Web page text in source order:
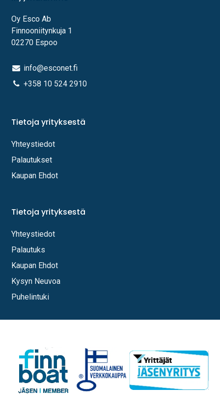
Oy Esco Ab
Finnooniitynkuja 1
02270 Espoo
info@esconet.fi
+358 10 524 2910
Tietoja yrityksestä
Yhteystiedot
Palautukset
Kaupan Ehdot
Tietoja yrityksestä
Yhteystiedot
Palautuks
Kaupan Ehdot
Kysyn Neuvoa
Puhelintuki